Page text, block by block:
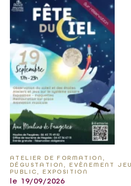
ATELIER DE FORMATION,
DÉGUSTATION, EVÈNEMENT
PUBLIC, EXPOSITION
le 19/09/2026